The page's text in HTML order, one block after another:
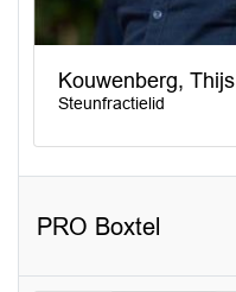
Kouwenberg, Thijs
Steunfractielid
PRO Boxtel